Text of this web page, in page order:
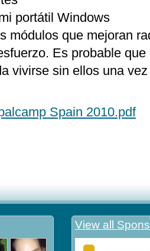
portátil Windows
módulos que mejoran
Es probable
vivirse sin ellos una
Spain 2010.pdf
View all